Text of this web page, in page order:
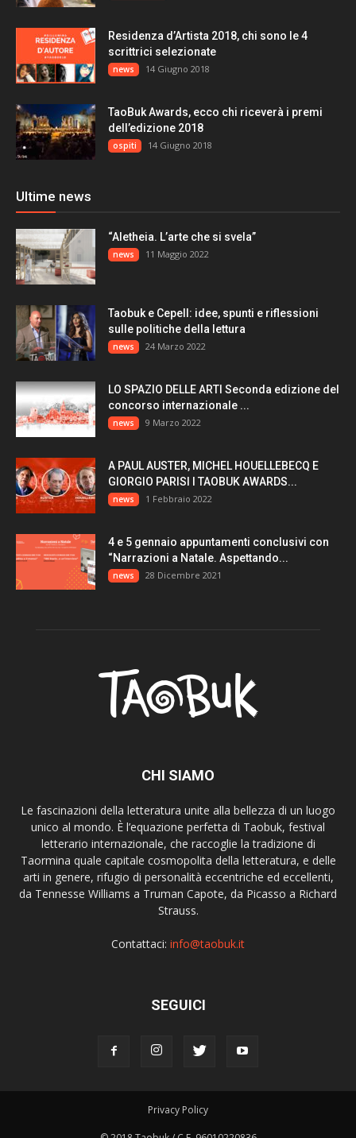
Residenza d’Artista 2018, chi sono le 4
scrittrici selezionate
news 14 Giugno 2018
TaoBuk Awards, ecco chi riceverà i premi
dell’edizione 2018
ospiti 14 Giugno 2018
Ultime news
“Aletheia. L’arte che si svela”
news 11 Maggio 2022
Taobuk e Cepell: idee, spunti e riflessioni
sulle politiche della lettura
news 24 Marzo 2022
LO SPAZIO DELLE ARTI Seconda edizione del
concorso internazionale ...
news 9 Marzo 2022
A PAUL AUSTER, MICHEL HOUELLEBECQ E
GIORGIO PARISI I TAOBUK AWARDS...
news 1 Febbraio 2022
4 e 5 gennaio appuntamenti conclusivi con
“Narrazioni a Natale. Aspettando...
news 28 Dicembre 2021
CHI SIAMO
Le fascinazioni della letteratura unite alla bellezza di un luogo
unico al mondo. È l’equazione perfetta di Taobuk, festival
letterario internazionale, che raccoglie la tradizione di
Taormina quale capitale cosmopolita della letteratura, e delle
arti in genere, rifugio di personalità eccentriche ed eccellenti,
da Tennesse Williams a Truman Capote, da Picasso a Richard
Strauss.
Contattaci: info@taobuk.it
SEGUICI
Privacy Policy